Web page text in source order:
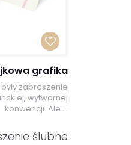
grafika
zaproszenie
wytwornej
konwencji. Ale ...
ślubne